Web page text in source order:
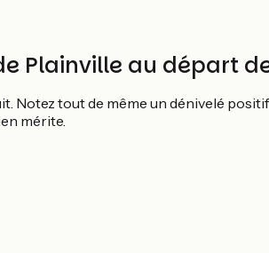
Plainville au départ
tout de même un dénivelé
mérite.